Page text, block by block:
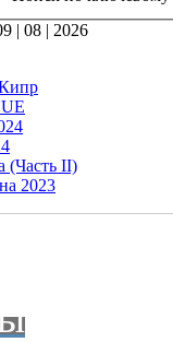
| 08 | 2026
(Часть II)
2023